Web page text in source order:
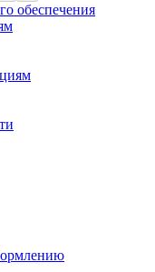
обеспечения